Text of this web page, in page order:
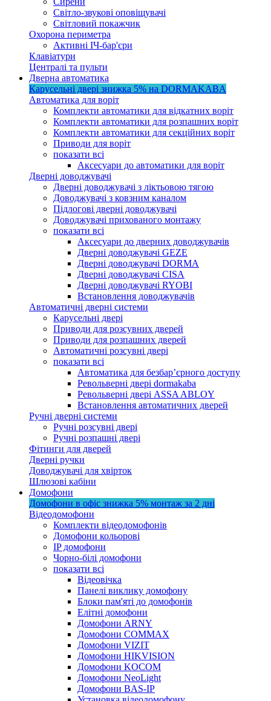
Світло-звукові оповіщувачі
Світловий покажчик
Охорона периметра
Активні ІЧ-бар'єри
Клавіатури
Централі та пульти
Дверна автоматика
Карусельні двері знижка 5% на DORMAKABA
Автоматика для воріт
Комплекти автоматики для відкатних воріт
Комплекти автоматики для розпашних воріт
Комплекти автоматики для секційних воріт
Приводи для воріт
показати всі
Аксесуари до автоматики для воріт
Дверні доводжувачі
Дверні доводжувачі з ліктьовою тягою
Доводжувачі з ковзним каналом
Підлогові дверні доводжувачі
Доводжувачі прихованого монтажу
показати всі
Аксесуари до дверних доводжувачів
Дверні доводжувачі GEZE
Дверні доводжувачі DORMA
Дверні доводжувачі CISA
Дверні доводжувачі RYOBI
Встановлення доводжувачів
Автоматичні дверні системи
Карусельні двері
Приводи для розсувних дверей
Приводи для розпашних дверей
Автоматичні розсувні двері
показати всі
Автоматика для безбар’єрного доступу
Револьверні двері dormakaba
Револьверні двері ASSA ABLOY
Встановлення автоматичних дверей
Ручні дверні системи
Ручні розсувні двері
Ручні розпашні двері
Фітинги для дверей
Дверні ручки
Доводжувачі для хвірток
Шлюзові кабіни
Домофони
Домофони в офіс знижка 5% монтаж за 2 дні
Відеодомофони
Комплекти відеодомофонів
Домофони кольорові
IP домофони
Чорно-білі домофони
показати всі
Відеовічка
Панелі виклику домофону
Блоки пам'яті до домофонів
Елітні домофони
Домофони ARNY
Домофони COMMAX
Домофони VIZIT
Домофони HIKVISION
Домофони KOCOM
Домофони NeoLight
Домофони BAS-IP